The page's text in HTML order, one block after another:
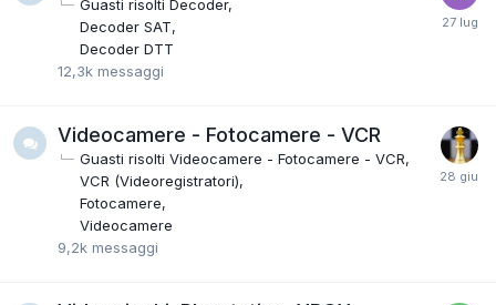
Guasti risolti Decoder
Decoder SAT
Decoder DTT
12,3k messaggi
Videocamere - Fotocamere - VCR
Guasti risolti Videocamere - Fotocamere - VCR
VCR (Videoregistratori)
Fotocamere
Videocamere
9,2k messaggi